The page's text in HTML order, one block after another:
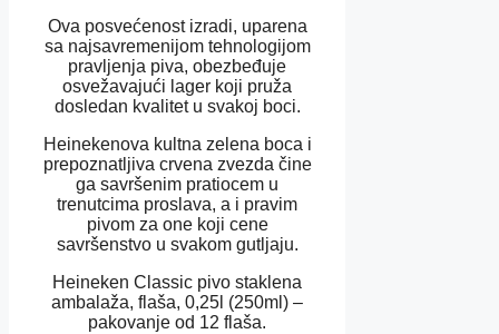
Ova posvećenost izradi, uparena
sa najsavremenijom tehnologijom
pravljenja piva, obezbeđuje
osvežavajući lager koji pruža
dosledan kvalitet u svakoj boci.
Heinekenova kultna zelena boca i
prepoznatljiva crvena zvezda čine
ga savršenim pratiocem u
trenutcima proslava, a i pravim
pivom za one koji cene
savršenstvo u svakom gutljaju.
Heineken Classic pivo staklena
ambalaža, flaša, 0,25l (250ml) –
pakovanje od 12 flaša.